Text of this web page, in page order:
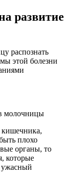
развитие
распознать
этой болезни
молочницы
плохо
органы, то
которые
ужасный